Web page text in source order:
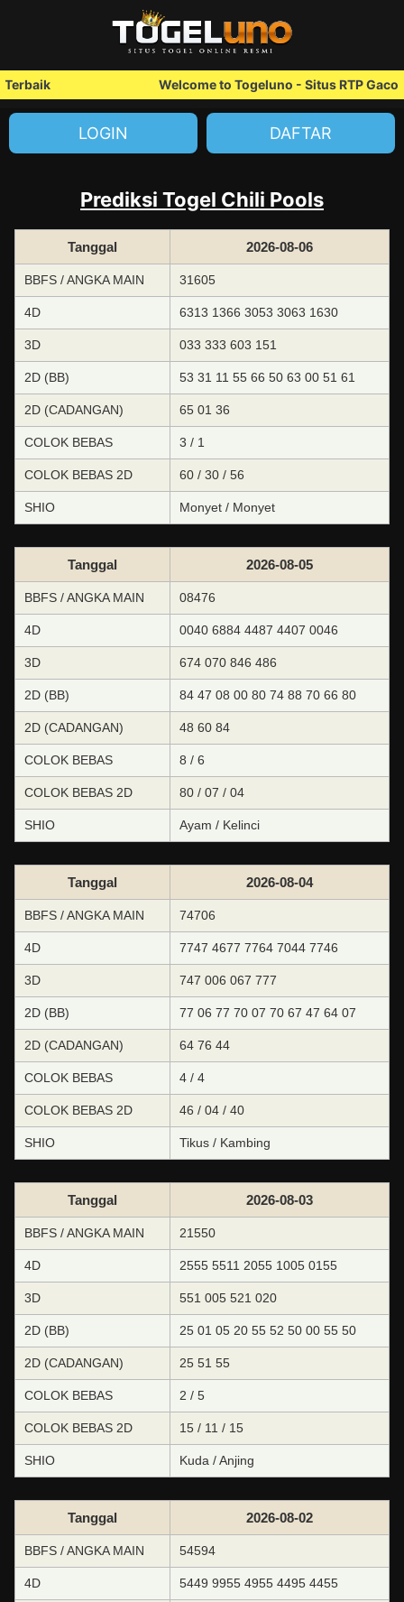
Welcome to Togeluno - Situs RTP Gacor
LOGIN DAFTAR
Prediksi Togel Chili Pools
Tanggal 2026-08-06
BBFS / ANGKA MAIN 31605
4D 6313 1366 3053 3063 1630
3D 033 333 603 151
2D (BB) 53 31 11 55 66 50 63 00 51 61
2D (CADANGAN) 65 01 36
COLOK BEBAS 3 / 1
COLOK BEBAS 2D 60 / 30 / 56
SHIO Monyet / Monyet
Tanggal 2026-08-05
BBFS / ANGKA MAIN 08476
4D 0040 6884 4487 4407 0046
3D 674 070 846 486
2D (BB) 84 47 08 00 80 74 88 70 66 80
2D (CADANGAN) 48 60 84
COLOK BEBAS 8 / 6
COLOK BEBAS 2D 80 / 07 / 04
SHIO Ayam / Kelinci
Tanggal 2026-08-04
BBFS / ANGKA MAIN 74706
4D 7747 4677 7764 7044 7746
3D 747 006 067 777
2D (BB) 77 06 77 70 07 70 67 47 64 07
2D (CADANGAN) 64 76 44
COLOK BEBAS 4 / 4
COLOK BEBAS 2D 46 / 04 / 40
SHIO Tikus / Kambing
Tanggal 2026-08-03
BBFS / ANGKA MAIN 21550
4D 2555 5511 2055 1005 0155
3D 551 005 521 020
2D (BB) 25 01 05 20 55 52 50 00 55 50
2D (CADANGAN) 25 51 55
COLOK BEBAS 2 / 5
COLOK BEBAS 2D 15 / 11 / 15
SHIO Kuda / Anjing
Tanggal 2026-08-02
BBFS / ANGKA MAIN 54594
4D 5449 9955 4955 4495 4455